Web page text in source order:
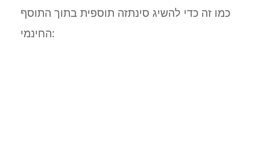
כמו זה כדי להשיג סינתזה תוספית בתוך התוסף
החינמי: